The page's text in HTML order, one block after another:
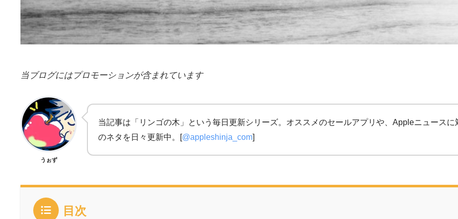
当ブログにはプロモーションが含まれています
うぉず
当記事は「リンゴの木」という毎日更新シリーズ。オススメのセールアプリや、Appleニュース
のネタを日々更新中。[@appleshinja_com]
目次